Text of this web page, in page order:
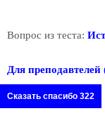
Вопрос из теста:
Для
Сказать спасибо 322